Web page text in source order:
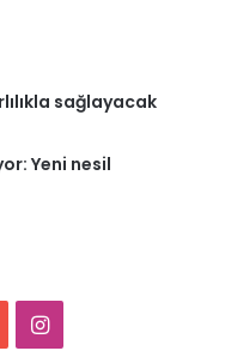
sağlayacak
Yeni nesil
Instagram